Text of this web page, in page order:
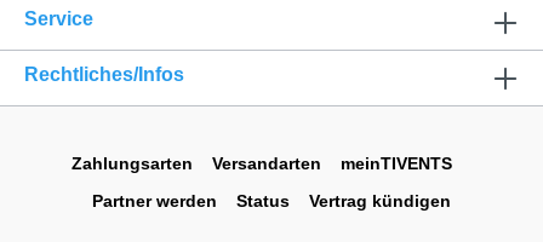
Service
Rechtliches/Infos
Zahlungsarten Versandarten
meinTIVENTS
Partner werden
Status Vertrag kündigen